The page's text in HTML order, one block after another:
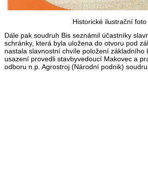
Historické ilustrační foto
Dále pak soudruh Bis seznámil účastníky
schránky, která byla uložena do otvoru pod
nastala slavnostní chvíle položení základního
usazení provedli stavbyvedoucí Makovec a
odboru n.p. Agrostroj (Národní podnik)